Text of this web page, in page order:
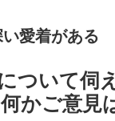
愛着がある
いて伺
かご意見